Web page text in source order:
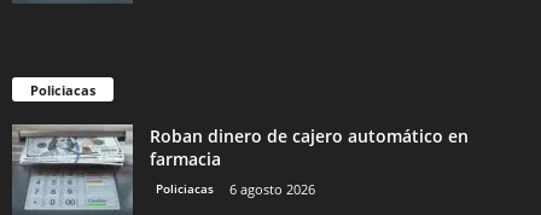
Policiacas
Roban dinero de cajero automático en
farmacia
Policiacas 6 agosto 2026